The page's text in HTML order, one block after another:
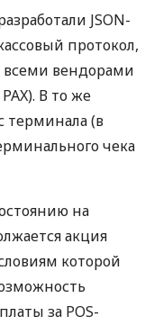
JSON-
протокол,
вендорами
В то же
терминала (в
чека
на
акция
которой
за POS-